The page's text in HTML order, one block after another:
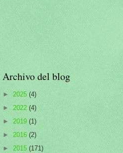
Archivo del blog
► 2025 (4)
► 2022 (4)
► 2019 (1)
► 2016 (2)
► 2015 (171)